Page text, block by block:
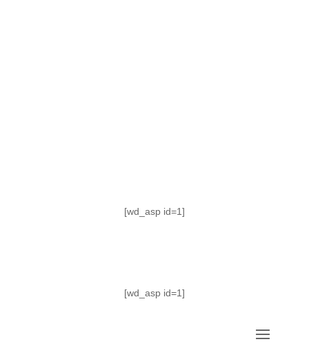
[wd_asp id=1]
[wd_asp id=1]